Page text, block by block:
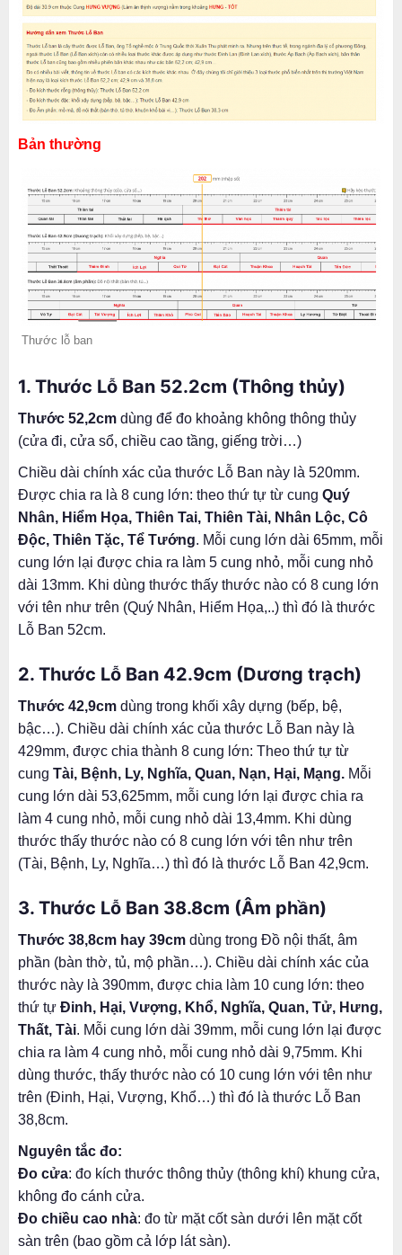
Bản thường
Thước lỗ ban
1. Thước Lỗ Ban 52.2cm (Thông thủy)
Thước 52,2cm dùng để đo khoảng không thông thủy
(cửa đi, cửa sổ, chiều cao tầng, giếng trời…)
Chiều dài chính xác của thước Lỗ Ban này là 520mm.
Được chia ra là 8 cung lớn: theo thứ tự từ cung Quý
Nhân, Hiểm Họa, Thiên Tai, Thiên Tài, Nhân Lộc, Cô
Độc, Thiên Tặc, Tể Tướng. Mỗi cung lớn dài 65mm, mỗi
cung lớn lại được chia ra làm 5 cung nhỏ, mỗi cung nhỏ
dài 13mm. Khi dùng thước thấy thước nào có 8 cung lớn
với tên như trên (Quý Nhân, Hiểm Họa,..) thì đó là thước
Lỗ Ban 52cm.
2. Thước Lỗ Ban 42.9cm (Dương trạch)
Thước 42,9cm dùng trong khối xây dựng (bếp, bệ,
bậc…). Chiều dài chính xác của thước Lỗ Ban này là
429mm, được chia thành 8 cung lớn: Theo thứ tự từ
cung Tài, Bệnh, Ly, Nghĩa, Quan, Nạn, Hại, Mạng. Mỗi
cung lớn dài 53,625mm, mỗi cung lớn lại được chia ra
làm 4 cung nhỏ, mỗi cung nhỏ dài 13,4mm. Khi dùng
thước thấy thước nào có 8 cung lớn với tên như trên
(Tài, Bệnh, Ly, Nghĩa…) thì đó là thước Lỗ Ban 42,9cm.
3. Thước Lỗ Ban 38.8cm (Âm phần)
Thước 38,8cm hay 39cm dùng trong Đồ nội thất, âm
phần (bàn thờ, tủ, mộ phần…). Chiều dài chính xác của
thước này là 390mm, được chia làm 10 cung lớn: theo
thứ tự Đinh, Hại, Vượng, Khổ, Nghĩa, Quan, Tử, Hưng,
Thất, Tài. Mỗi cung lớn dài 39mm, mỗi cung lớn lại được
chia ra làm 4 cung nhỏ, mỗi cung nhỏ dài 9,75mm. Khi
dùng thước, thấy thước nào có 10 cung lớn với tên như
trên (Đinh, Hại, Vượng, Khổ…) thì đó là thước Lỗ Ban
38,8cm.
Nguyên tắc đo:
Đo cửa: đo kích thước thông thủy (thông khí) khung cửa,
không đo cánh cửa.
Đo chiều cao nhà: đo từ mặt cốt sàn dưới lên mặt cốt
sàn trên (bao gồm cả lớp lát sàn).